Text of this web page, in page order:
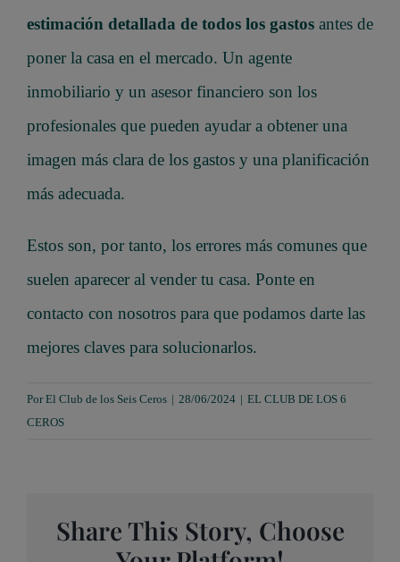
estimación detallada de todos los gastos antes de
poner la casa en el mercado. Un agente
inmobiliario y un asesor financiero son los
profesionales que pueden ayudar a obtener una
imagen más clara de los gastos y una planificación
más adecuada.
Estos son, por tanto, los errores más comunes que
suelen aparecer al vender tu casa. Ponte en
contacto con nosotros para que podamos darte las
mejores claves para solucionarlos.
PorEl Club de los Seis Ceros | 28/06/2024 | EL CLUB DE LOS 6
CEROS
Share This Story, Choose